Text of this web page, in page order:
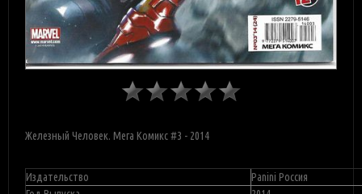
Железный Человек. Мега Комикс #3 - 2014
Издательство
Panini Россия